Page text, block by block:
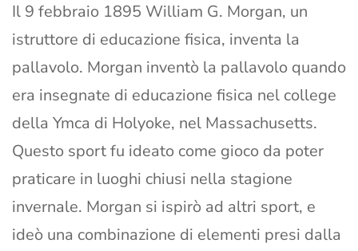
Il 9 febbraio 1895 William G. Morgan, un
istruttore di educazione fisica, inventa la
pallavolo. Morgan inventò la pallavolo quando
era insegnate di educazione fisica nel college
della Ymca di Holyoke, nel Massachusetts.
Questo sport fu ideato come gioco da poter
praticare in luoghi chiusi nella stagione
invernale. Morgan si ispirò ad altri sport, e
ideò una combinazione di elementi presi dalla